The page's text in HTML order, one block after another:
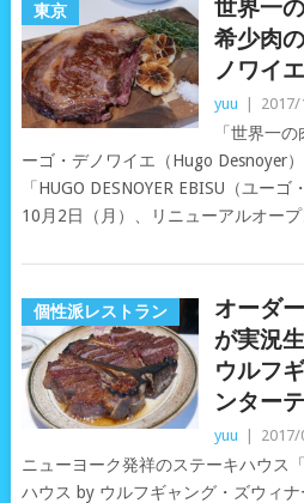
東京
世界一
希少肉
ノワイ
yuu
「世界一
ーゴ・デノワイエ（Hugo Desnoyer
「HUGO DESNOYER EBISU（ユー
10月2日（月）、リニューアルオープ
個性派レストラン
オーダ
が実況
ウルフ
ンター
yuu
ニューヨーク発祥のステーキハウス
ハウス by ウルフギャング・ズウィ